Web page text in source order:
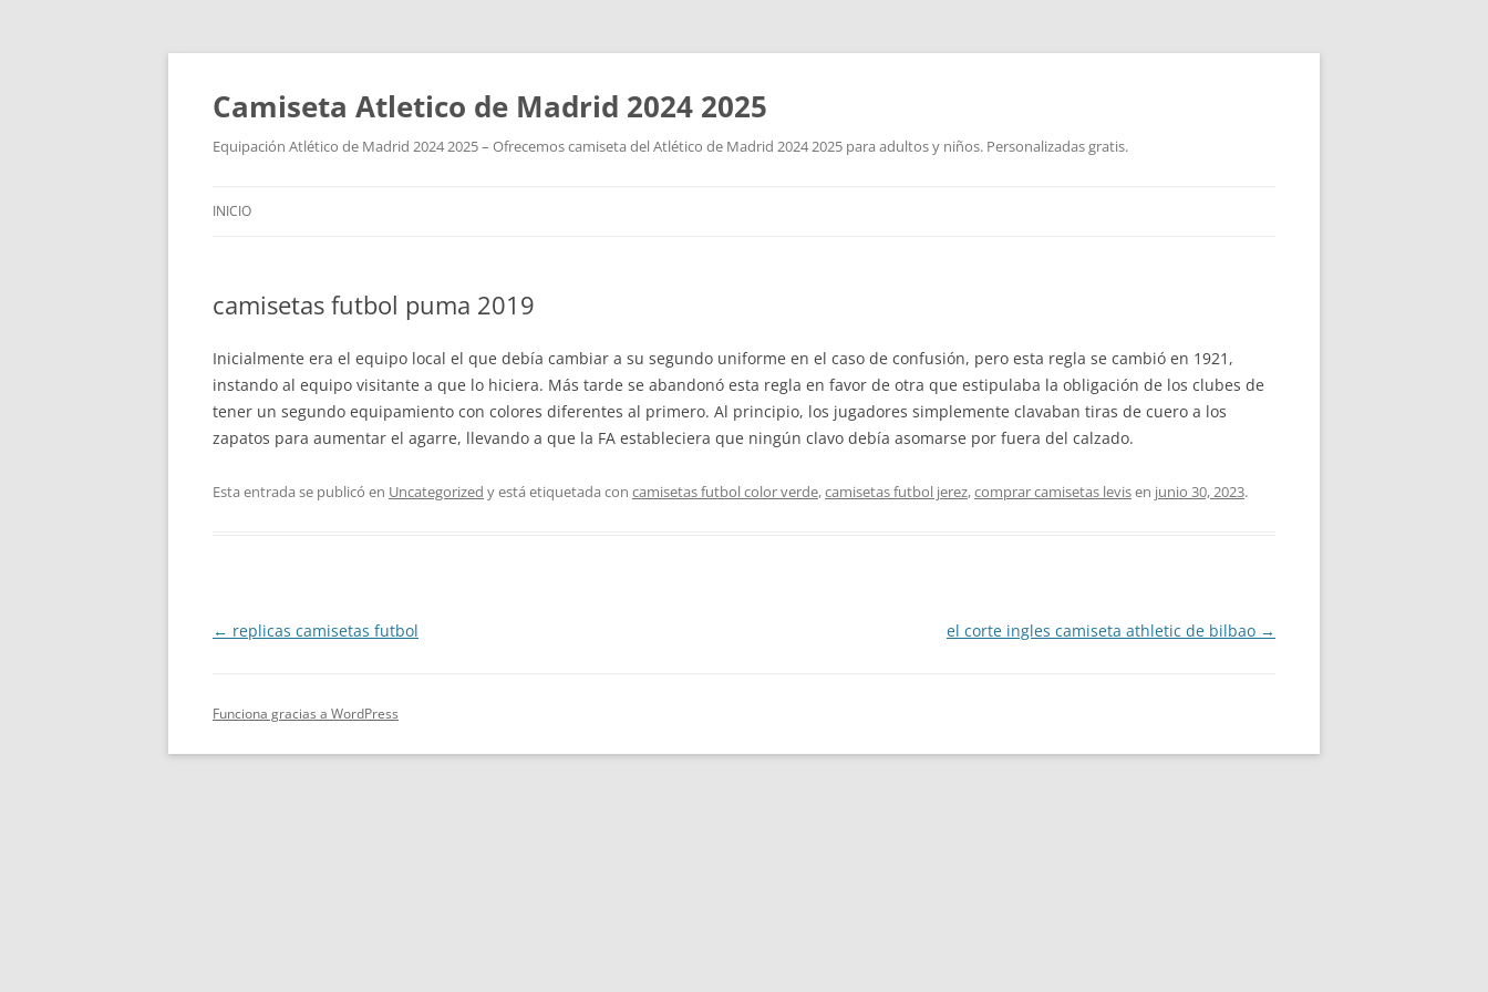
Camiseta Atletico de Madrid 2024 2025
Equipación Atlético de Madrid 2024 2025 – Ofrecemos camiseta del Atlético de Madrid 2024 2025 para adultos y niños. Personalizadas gratis.
INICIO
camisetas futbol puma 2019
Inicialmente era el equipo local el que debía cambiar a su segundo uniforme en el caso de confusión, pero esta regla se cambió en 1921,
instando al equipo visitante a que lo hiciera. Más tarde se abandonó esta regla en favor de otra que estipulaba la obligación de los clubes de
tener un segundo equipamiento con colores diferentes al primero. Al principio, los jugadores simplemente clavaban tiras de cuero a los
zapatos para aumentar el agarre, llevando a que la FA estableciera que ningún clavo debía asomarse por fuera del calzado.
Esta entrada se publicó en Uncategorized y está etiquetada con camisetas futbol color verde,camisetas futbol jerez,comprar camisetas levisen junio 30, 2023.
Navegación
← replicas camisetas futbol el corte ingles camiseta athletic de bilbao →
Funciona gracias a WordPress